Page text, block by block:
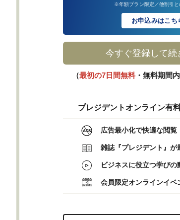
※年額プラン限定／他割引と
お申込みはこち
今すぐ登録して続
（最初の7日間無料・無料期間
プレジデントオンライン有
広告最小化で快適な閲覧
雑誌『プレジデント』が
ビジネスに役立つ学びの
会員限定オンラインイベ